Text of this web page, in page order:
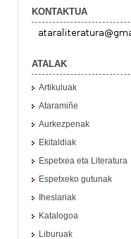
KONTAKTUA
ATALAK
Artikuluak
Ataramiñe
Aurkezpenak
Ekitaldiak
Espetxea eta Literatura
Espetxeko gutunak
Iheslariak
Katalogoa
Liburuak